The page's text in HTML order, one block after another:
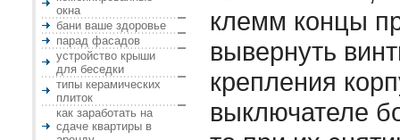
окна
бани ваше здоровье
парад фасадов
устройство крыши
для беседки
типы керамических
плиток
как заработать на
сдаче квартиры в
клемм концы
вывернуть
крепления
выключателе